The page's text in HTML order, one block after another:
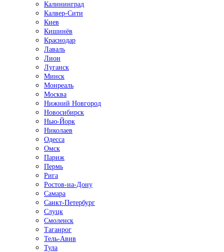
Калининград
Калвер-Сити
Киев
Кишинёв
Краснодар
Лаваль
Лион
Луганск
Минск
Монреаль
Москва
Нижний Новгород
Новосибирск
Нью-Йорк
Николаев
Одесса
Омск
Париж
Пермь
Рига
Ростов-на-Дону
Самара
Санкт-Петербург
Слуцк
Смоленск
Таганрог
Тель-Авив
Тула